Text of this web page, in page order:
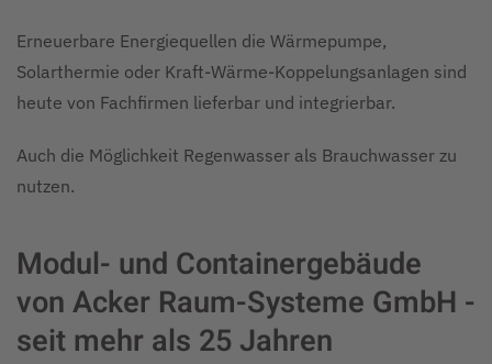
Erneuerbare Energiequellen die Wärmepumpe,
Solarthermie oder Kraft-Wärme-Koppelungsanlagen sind
heute von Fachfirmen lieferbar und integrierbar.
Auch die Möglichkeit Regenwasser als Brauchwasser zu
nutzen.
Modul- und Containergebäude
von Acker Raum-Systeme GmbH -
seit mehr als 25 Jahren